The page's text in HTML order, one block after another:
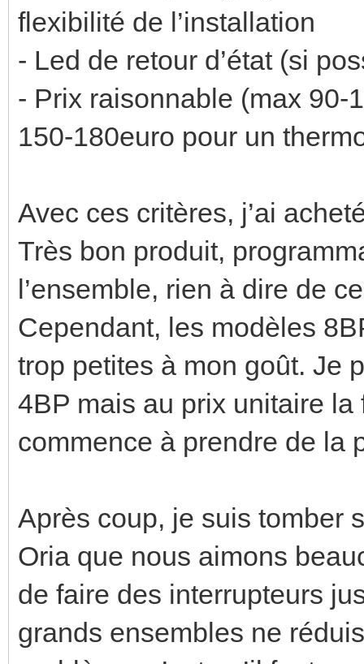
flexibilité de l’installation
- Led de retour d’état (si
- Prix raisonnable (max 90-
150-180euro pour un
Avec ces critères, j’ai
Très bon produit,
l’ensemble, rien à dire de
Cependant, les modèles
trop petites à mon goût. Je
4BP mais au prix unitaire
commence à prendre de la
Après coup, je suis tomber
Oria que nous aimons
de faire des interrupteurs
grands ensembles ne